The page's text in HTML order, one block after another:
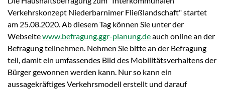
Verkehrskonzept Niederbarnimer Fließlandschaft" startet
am 25.08.2020. Ab diesem Tag können Sie unter der
Webseitewww.befragung.ggr-planung.deauch online an der
Befragung teilnehmen. Nehmen Sie bitte an der Befragung
teil, damit ein umfassendes Bild des Mobilitätsverhaltens der
Bürger gewonnen werden kann. Nur so kann ein
aussagekräftiges Verkehrsmodell erstellt und darauf